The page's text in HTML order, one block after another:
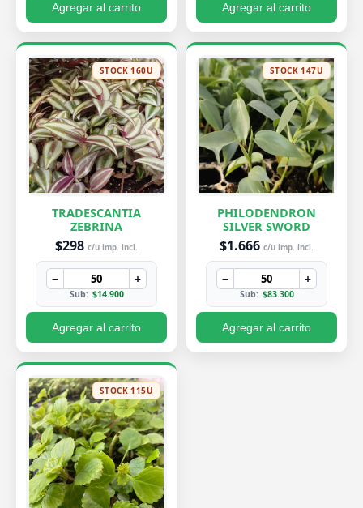
Agregar al carrito Agregar al carrito
STOCK 160U
TRADESCANTIA
ZEBRINA
$298 c/u imp. incl.
− +
Sub: $14.900
Agregar al carrito
STOCK 147U
PHILODENDRON
SILVER SWORD
$1.666 c/u imp. incl.
− +
Sub: $83.300
Agregar al carrito
STOCK 115U